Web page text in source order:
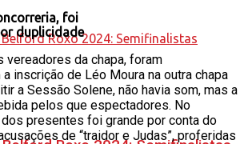
foi
duplicidade
vereadores da chapa, foram
inscrição de Léo Moura na outra chapa
a Sessão Solene, não havia som, mas a
pelos que espectadores. No
presentes foi grande por conta do
de “traidor e Judas”, proferidas